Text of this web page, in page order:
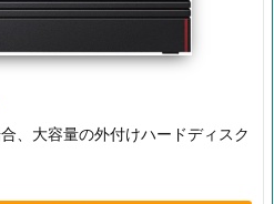
、大容量の外付けハードディスク